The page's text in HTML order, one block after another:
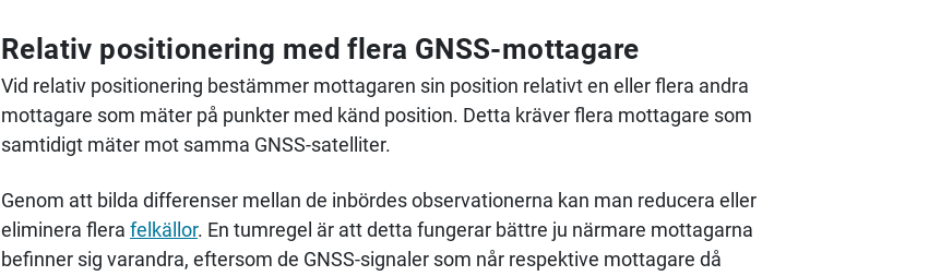
Relativ positionering med flera GNSS-mottagare
Vid relativ positionering bestämmer mottagaren sin position relativt en eller flera andra
mottagare som mäter på punkter med känd position. Detta kräver flera mottagare som
samtidigt mäter mot samma GNSS-satelliter.
Genom att bilda differenser mellan de inbördes observationerna kan man reducera eller
eliminera flera felkällor. En tumregel är att detta fungerar bättre ju närmare mottagarna
befinner sig varandra, eftersom de GNSS-signaler som når respektive mottagare då